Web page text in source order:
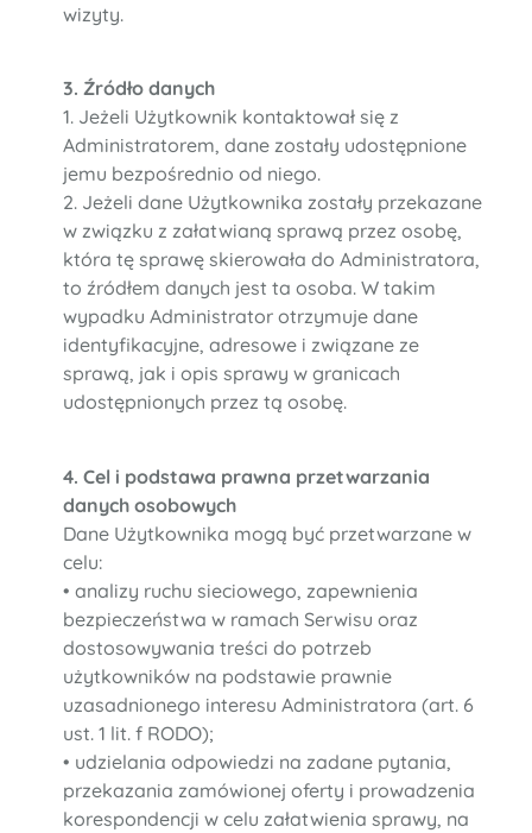
wizyty.
3. Źródło danych
1. Jeżeli Użytkownik kontaktował się z
Administratorem, dane zostały udostępnione
jemu bezpośrednio od niego.
2. Jeżeli dane Użytkownika zostały przekazane
w związku z załatwianą sprawą przez osobę,
która tę sprawę skierowała do Administratora,
to źródłem danych jest ta osoba. W takim
wypadku Administrator otrzymuje dane
identyfikacyjne, adresowe i związane ze
sprawą, jak i opis sprawy w granicach
udostępnionych przez tą osobę.
4. Cel i podstawa prawna przetwarzania
danych osobowych
Dane Użytkownika mogą być przetwarzane w
celu:
• analizy ruchu sieciowego, zapewnienia
bezpieczeństwa w ramach Serwisu oraz
dostosowywania treści do potrzeb
użytkowników na podstawie prawnie
uzasadnionego interesu Administratora (art. 6
ust. 1 lit. f RODO);
• udzielania odpowiedzi na zadane pytania,
przekazania zamówionej oferty i prowadzenia
korespondencji w celu załatwienia sprawy, na